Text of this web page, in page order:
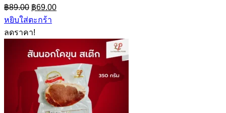
฿89.00 Original
price
was:
฿89.00.
฿69.00Current
price
หยิบใส่ตะกร้า
ลดราคา!